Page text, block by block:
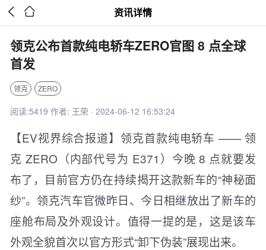
  资讯详情
领克公布首款纯电轿车ZERO官图 8 点全球
首发
领克 ZERO
阅读:5419 作者: 王荣 · 2024-06-12 16:53:24
【EV视界综合报道】领克首款纯电轿车 —— 领
克 ZERO（内部代号为 E371）今晚 8 点就要发
布了，目前官方仍在持续揭开这款新车的“神秘面
纱”。领克汽车官微昨日、今日相继放出了新车的
座舱布局及外观设计。值得一提的是，这是该车
外观全貌首次以官方形式“卸下伪装”展现出来。